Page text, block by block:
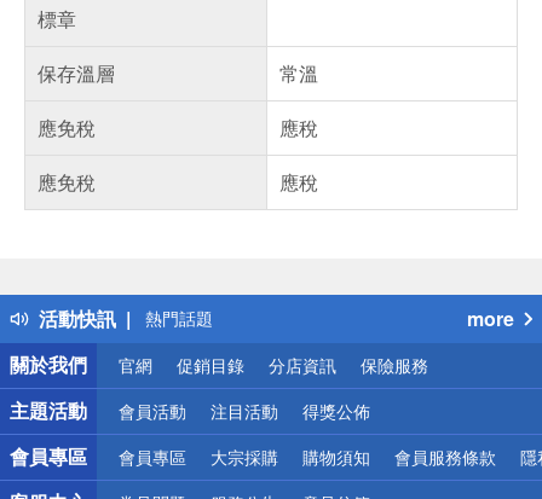
標章
保存溫層
常溫
應免稅
應稅
應免稅
應稅
活動快訊
得獎公告
熱門話題
銀行優惠
偏遠地區配送
詐騙網頁！請小心！
more
關於我們
官網 促銷目錄 分店資訊 保險服務
主題活動 會員活動 注目活動 得獎公佈
會員專區 會員專區 大宗採購 購物須知 會員服務條款 隱